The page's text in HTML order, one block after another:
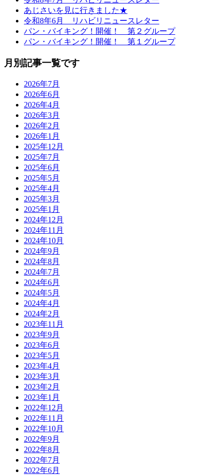
あじさいを見に行きました★
令和8年6月 リハビリニュースレター
パン・バイキング！開催！ 第２グループ
パン・バイキング！開催！ 第１グループ
月別記事一覧です
2026年7月
2026年6月
2026年4月
2026年3月
2026年2月
2026年1月
2025年12月
2025年7月
2025年6月
2025年5月
2025年4月
2025年3月
2025年1月
2024年12月
2024年11月
2024年10月
2024年9月
2024年8月
2024年7月
2024年6月
2024年5月
2024年4月
2024年2月
2023年11月
2023年9月
2023年6月
2023年5月
2023年4月
2023年3月
2023年2月
2023年1月
2022年12月
2022年11月
2022年10月
2022年9月
2022年8月
2022年7月
2022年6月